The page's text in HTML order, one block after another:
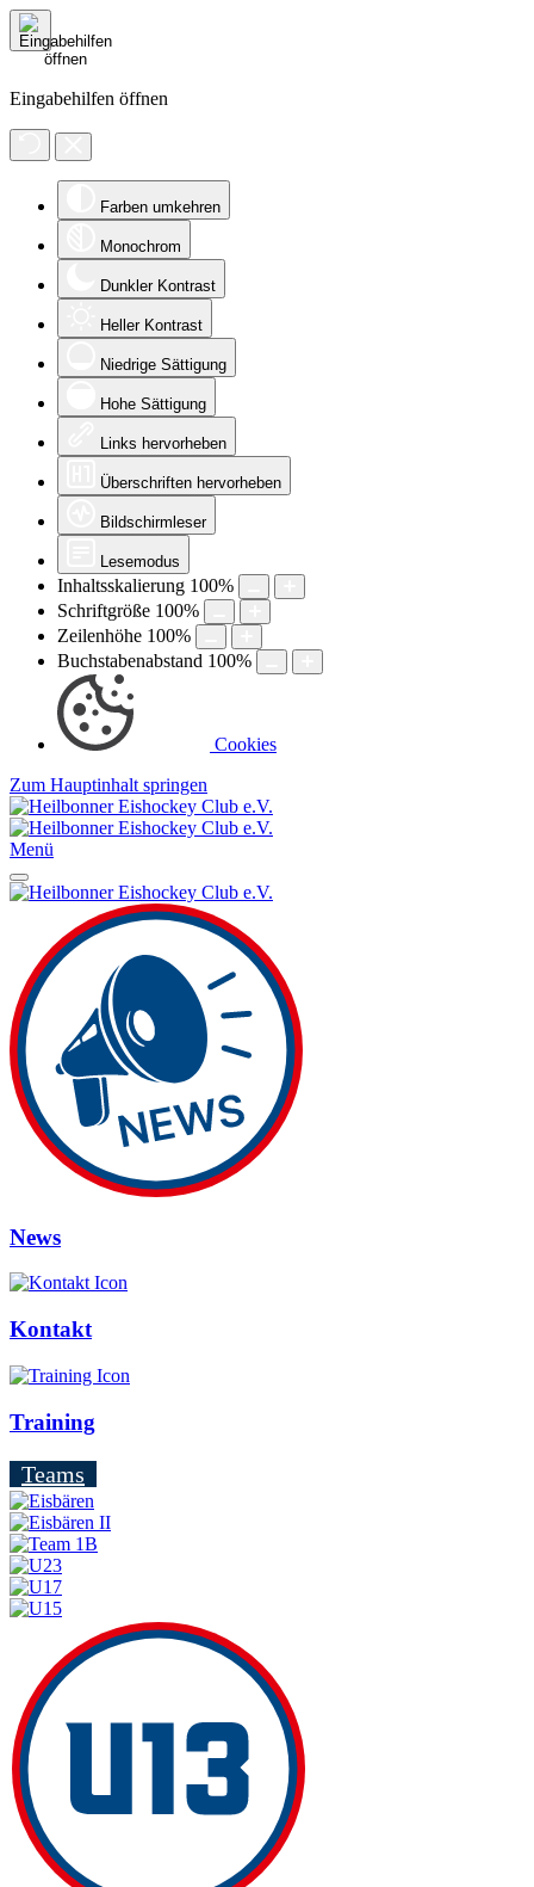
Eingabehilfen öffnen
Farben umkehren
Monochrom
Dunkler Kontrast
Heller Kontrast
Niedrige Sättigung
Hohe Sättigung
Links hervorheben
Überschriften hervorheben
Bildschirmleser
Lesemodus
Inhaltsskalierung 100%
Schriftgröße 100%
Zeilenhöhe 100%
Buchstabenabstand 100%
Cookies
Zum Hauptinhalt springen
Menü
News
Kontakt
Training
Teams